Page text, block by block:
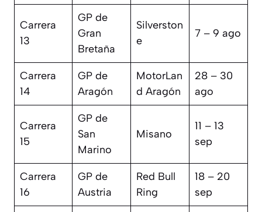
Carrera
13
GP de
Gran
Bretaña
Silverston
e
7 – 9 ago
Carrera
14
GP de
Aragón
MotorLan
d Aragón
28 – 30
ago
Carrera
15
GP de
San
Marino
Misano
11 – 13
sep
Carrera
16
GP de
Austria
Red Bull
Ring
18 – 20
sep